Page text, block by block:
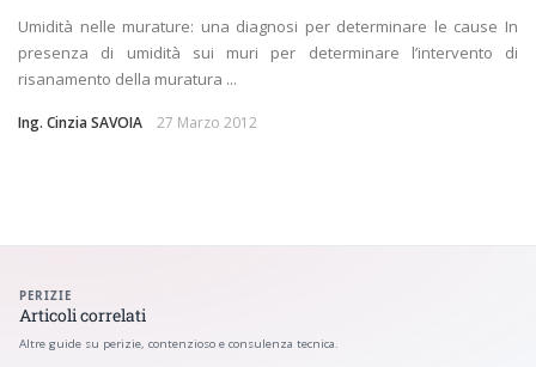
Umidità nelle murature: una diagnosi per determinare le cause In
presenza di umidità sui muri per determinare l’intervento di
risanamento della muratura ...
Ing. Cinzia SAVOIA 27 Marzo 2012
PERIZIE
Articoli correlati
Altre guide su perizie, contenzioso e consulenza tecnica.